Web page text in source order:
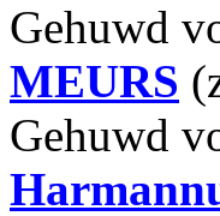
Gehuwd
MEURS
Gehuwd